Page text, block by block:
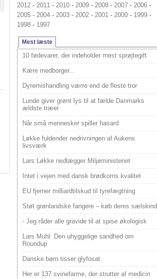
2012 - 2011 - 2010 - 2009 - 2008 - 2007 - 2006 -
2005 - 2004 - 2003 - 2002 - 2001 - 2000 - 1999 -
1998 - 1997
Mest læste
10 fødevarer, der indeholder mest sprøjtegift
Kære medborger...
Dyremishandling værre end de fleste tror
Lunde giver grønt lys til at fælde Danmarks
ældste træer
Når små mennesker spiller hasard
Løkke fuldender nedrivningen af Aukens
livsværk
Lars Løkke nedlægger Miljøministeriet
Intet i vejen med dansk brødkorns kvalitet
EU fjerner milliardtilskud til tyrefægtning
Støt grønlandske fangere – køb deres sælskind
- Jeg råder alle gravide til at spise økologisk
Lars Muhl: Den uhyggelige sandhed om
Roundup
Danske børn tisser glyfosat
Her er 137 svinefarme, der strutter af medicin